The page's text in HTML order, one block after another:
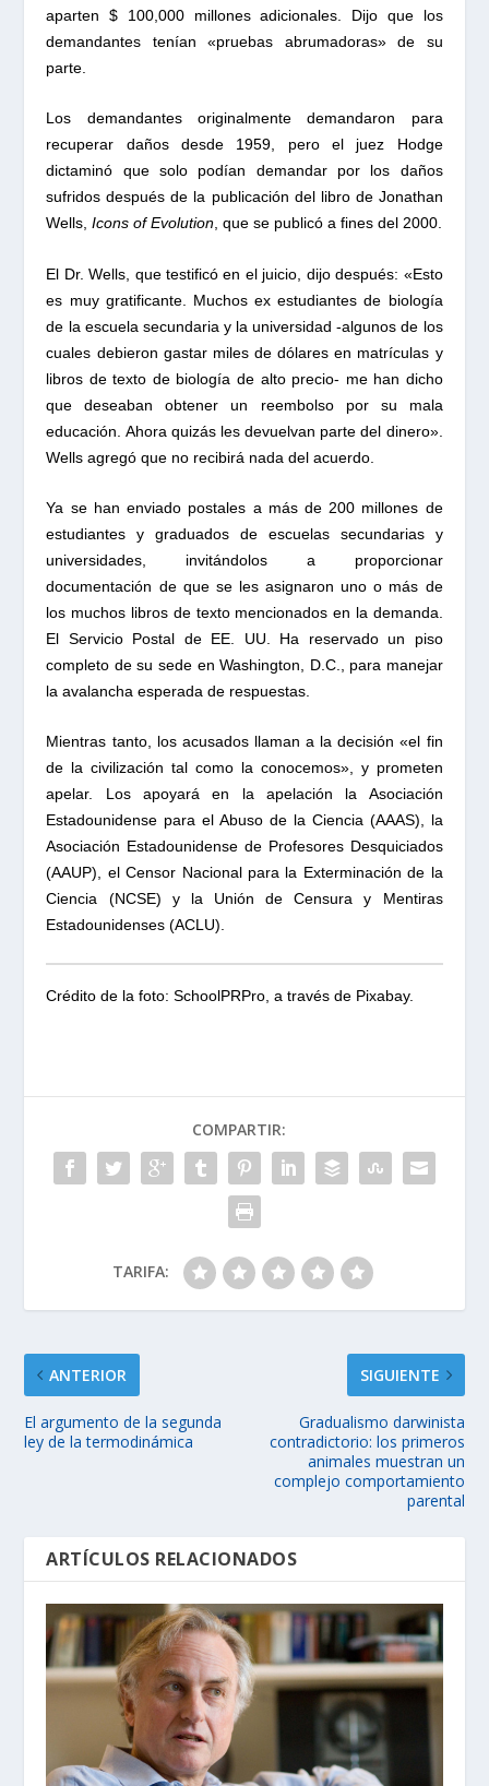
aparten $ 100,000 millones adicionales. Dijo que los
demandantes tenían «pruebas abrumadoras» de su
parte.
Los demandantes originalmente demandaron para
recuperar daños desde 1959, pero el juez Hodge
dictaminó que solo podían demandar por los daños
sufridos después de la publicación del libro de Jonathan
Wells,Icons of Evolution , que se publicó a fines del 2000.
El Dr. Wells, que testificó en el juicio, dijo después: «Esto
es muy gratificante. Muchos ex estudiantes de biología
de la escuela secundaria y la universidad -algunos de los
cuales debieron gastar miles de dólares en matrículas y
libros de texto de biología de alto precio- me han dicho
que deseaban obtener un reembolso por su mala
educación. Ahora quizás les devuelvan parte del dinero».
Wells agregó que no recibirá nada del acuerdo.
Ya se han enviado postales a más de 200 millones de
estudiantes y graduados de escuelas secundarias y
universidades, invitándolos a proporcionar
documentación de que se les asignaron uno o más de
los muchos libros de texto mencionados en la demanda.
El Servicio Postal de EE. UU. Ha reservado un piso
completo de su sede en Washington, D.C., para manejar
la avalancha esperada de respuestas.
Mientras tanto, los acusados ​​llaman a la decisión «el fin
de la civilización tal como la conocemos», y prometen
apelar. Los apoyará en la apelación la Asociación
Estadounidense para el Abuso de la Ciencia (AAAS), la
Asociación Estadounidense de Profesores Desquiciados
(AAUP), el Censor Nacional para la Exterminación de la
Ciencia (NCSE) y la Unión de Censura y Mentiras
Estadounidenses (ACLU).
Crédito de la foto: SchoolPRPro, a través de Pixabay.
COMPARTIR:
TARIFA:
ANTERIOR
El argumento de la segunda
ley de la termodinámica
SIGUIENTE
Gradualismo darwinista
contradictorio: los primeros
animales muestran un
complejo comportamiento
parental
ARTÍCULOS RELACIONADOS